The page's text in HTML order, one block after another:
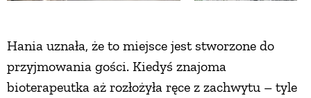
Hania uznała, że to miejsce jest stworzone do
przyjmowania gości. Kiedyś znajoma
bioterapeutka aż rozłożyła ręce z zachwytu – tyle